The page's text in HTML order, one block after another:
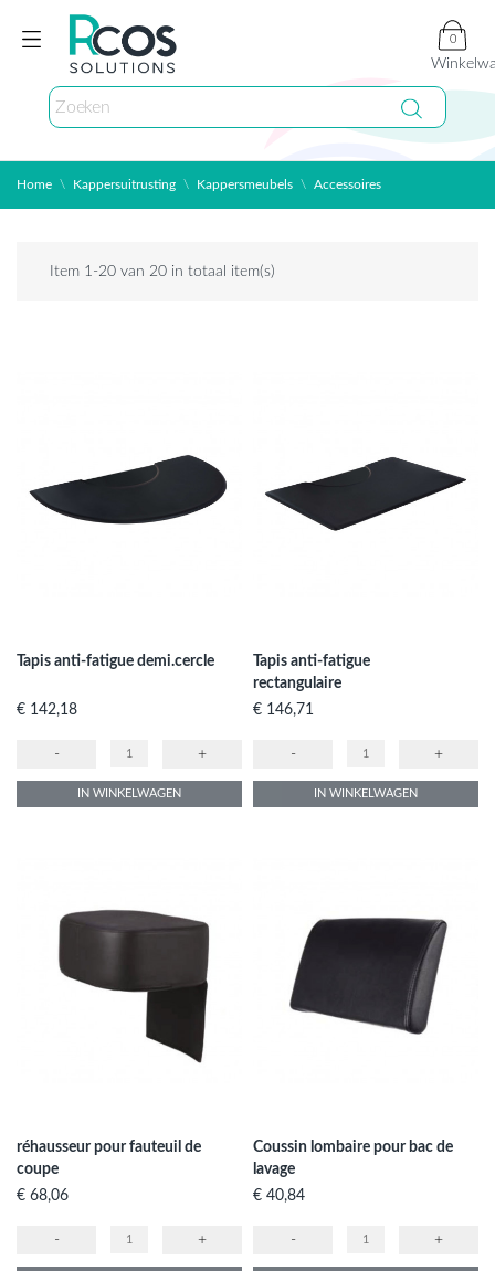
0
Home Kappersuitrusting Kappersmeubels Accessoires
Item 1-20 van 20 in totaal item(s)
Tapis anti-fatigue demi.cercle
Prijs
€ 142,18
- +
IN WINKELWAGEN
Tapis anti-fatigue
rectangulaire
Prijs
€ 146,71
- +
IN WINKELWAGEN
réhausseur pour fauteuil de
coupe
Prijs
€ 68,06
- +
Coussin lombaire pour bac de
lavage
Prijs
€ 40,84
- +